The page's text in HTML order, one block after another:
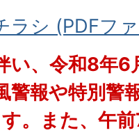
ラシ (PDFフ
い、令和8年6
警報や特別警
。また、午